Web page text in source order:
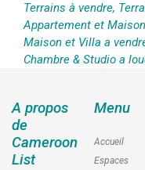
Terrains à vendre,
Appartement et
Maison et Villa a
Chambre & Studio a
A propos
de
Cameroon
List
Menu
Accueil
Espaces